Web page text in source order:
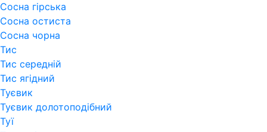
Сосна гірська
Сосна остиста
Сосна чорна
Тис
Тис середній
Тис ягідний
Туєвик
Туєвик долотоподібний
Туї